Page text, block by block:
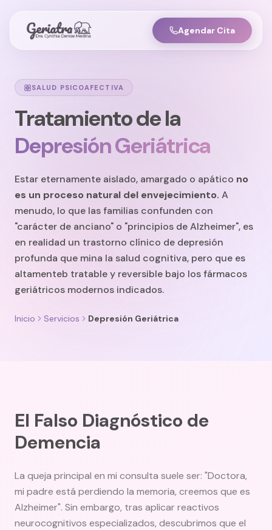
Agendar Cita
SALUD PSICOAFECTIVA
Tratamiento de la
Depresión Geriátrica
Estar eternamente aislado, amargado o apático no
es un proceso natural del envejecimiento. A
menudo, lo que las familias confunden con
"carácter de anciano" o "principios de Alzheimer", es
en realidad un trastorno clínico de depresión
profunda que mina la salud cognitiva, pero que es
altamenteb tratable y reversible bajo los fármacos
geriátricos modernos indicados.
Inicio Servicios Depresión Geriátrica
El Falso Diagnóstico de
Demencia
La queja principal en mi consulta suele ser: "Doctora,
mi padre está perdiendo la memoria, creemos que es
Alzheimer". Sin embargo, tras aplicar reactivos
neurocognitivos especializados, descubrimos que el